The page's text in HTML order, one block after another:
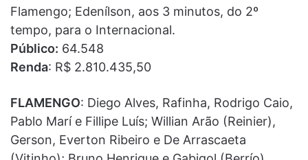
Flamengo; Edenílson, aos 3 minutos, do 2º
tempo, para o Internacional.
Público: 64.548
Renda: R$ 2.810.435,50
FLAMENGO: Diego Alves, Rafinha, Rodrigo Caio,
Pablo Marí e Fillipe Luís; Willian Arão (Reinier),
Gerson, Everton Ribeiro e De Arrascaeta